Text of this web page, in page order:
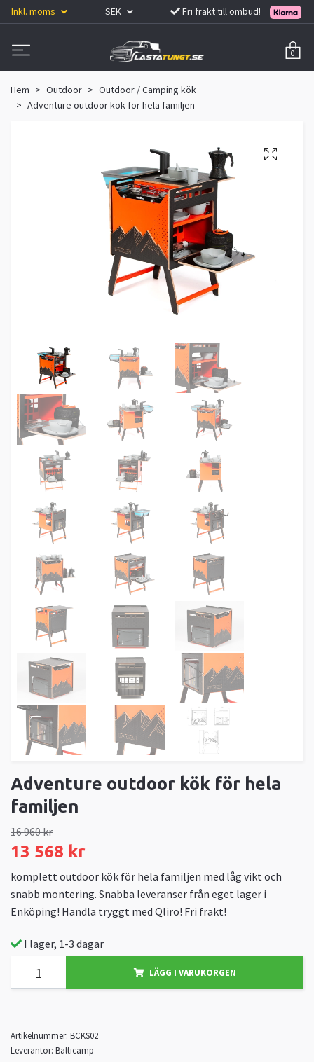
Inkl. moms SEK Fri frakt till ombud!
0
Hem Outdoor
Outdoor / Camping kök
Adventure outdoor kök för hela familjen
Adventure outdoor kök för hela
familjen
16 960 kr
13 568 kr
komplett outdoor kök för hela familjen med låg vikt och
snabb montering. Snabba leveranser från eget lager i
Enköping! Handla tryggt med Qliro! Fri frakt!
I lager, 1-3 dagar
LÄGG I VARUKORGEN
Artikelnummer: BCKS02
Leverantör: Balticamp